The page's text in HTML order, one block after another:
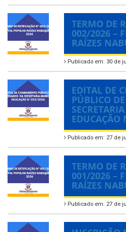
TERMO DE
002/2026 –
RAÍZES
Publicado em: 30 de
EDITAL DE
PÚBLICO
EDUCAÇÃO
Publicado em: 27 de
TERMO DE
001/2026 –
RAÍZES
Publicado em: 27 de